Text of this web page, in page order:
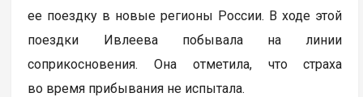
ее поездку в новые регионы России. В ходе этой
поездки Ивлеева побывала на линии
соприкосновения. Она отметила, что страха
во время прибывания не испытала.